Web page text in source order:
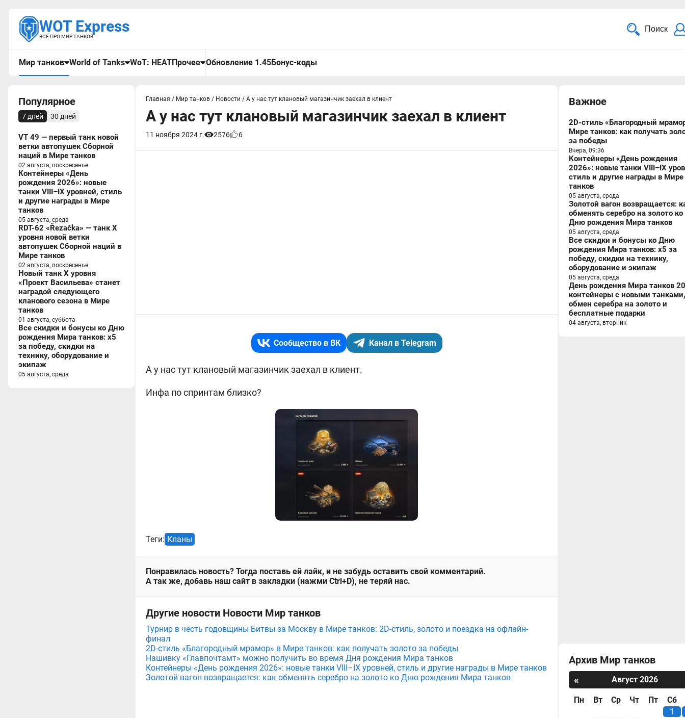
WOT Express
ВСЁ ПРО МИР ТАНКОВ
Поиск
Мир танков World of Tanks WoT: HEATПрочее Обновление 1.45Бонус-коды
Популярное
7 дней 30 дней
VT 49 — первый танк новой
ветки автопушек Сборной
наций в Мире танков
02 августа, воскресенье
Контейнеры «День
рождения 2026»: новые
танки VIII–IX уровней, стиль
и другие награды в Мире
танков
05 августа, среда
RDT-62 «Řezačka» — танк X
уровня новой ветки
автопушек Сборной наций в
Мире танков
02 августа, воскресенье
Новый танк X уровня
«Проект Васильева» станет
наградой следующего
кланового сезона в Мире
танков
01 августа, суббота
Все скидки и бонусы ко Дню
рождения Мира танков: x5
за победу, скидки на
технику, оборудование и
экипаж
05 августа, среда
Главная / Мир танков / Новости / А у нас тут клановый магазинчик заехал в клиент
А у нас тут клановый магазинчик заехал в клиент
11 ноября 2024 г. 2576 6
Сообщество в ВК Канал в Telegram
А у нас тут клановый магазинчик заехал в клиент.
Инфа по спринтам близко?
Теги: Кланы
Понравилась новость? Тогда поставь ей лайк, и не забудь оставить свой комментарий.
А так же, добавь наш сайт в закладки (нажми Ctrl+D), не теряй нас.
Другие новости Новости Мир танков
Турнир в честь годовщины Битвы за Москву в Мире танков: 2D-стиль, золото и поездка на офлайн-
финал
2D-стиль «Благородный мрамор» в Мире танков: как получать золото за победы
Нашивку «Главпочтамт» можно получить во время Дня рождения Мира танков
Контейнеры «День рождения 2026»: новые танки VIII–IX уровней, стиль и другие награды в Мире танков
Золотой вагон возвращается: как обменять серебро на золото ко Дню рождения Мира танков
Важное
2D-стиль «Благородный
Мире танков: как получать
за победы
Вчера, 09:36
Контейнеры «День рождения
2026»: новые танки VIII–IX
стиль и другие награды в Мире
танков
05 августа, среда
Золотой вагон возвращается:
обменять серебро на золото ко
Дню рождения Мира танков
05 августа, среда
Все скидки и бонусы ко Дню
рождения Мира танков: x5 за
победу, скидки на технику,
оборудование и экипаж
05 августа, среда
День рождения Мира танков
контейнеры с новыми танками,
обмен серебра на золото и
бесплатные подарки
04 августа, вторник
Архив Мир танков
«
Август 2026
Пн Вт Ср Чт Пт
Сб
1